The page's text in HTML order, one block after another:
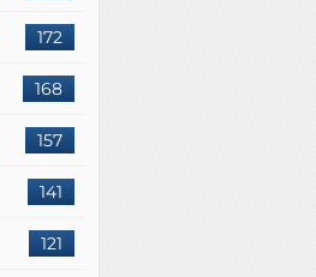
172
168
157
141
121